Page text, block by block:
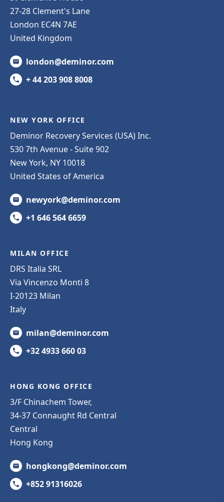
27-28 Clement's Lane
London EC4N 7AE
United Kingdom
london@deminor.com
+ 44 203 908 8008
NEW YORK OFFICE
Deminor Recovery Services (USA) Inc.
530 7th Avenue - Suite 902
New York, NY 10018
United States of America
newyork@deminor.com
+1 646 564 6659
MILAN OFFICE
DRS Italia SRL
Via Vincenzo Monti 8
I-20123 Milan
Italy
milan@deminor.com
+32 4933 660 03
HONG KONG OFFICE
3/F Chinachem Tower,
34-37 Connaught Rd Central
Central
Hong Kong
hongkong@deminor.com
+852 91316026